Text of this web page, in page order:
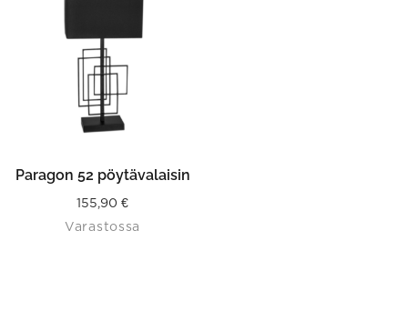
Paragon 52 pöytävalaisin
155,90 €
Varastossa